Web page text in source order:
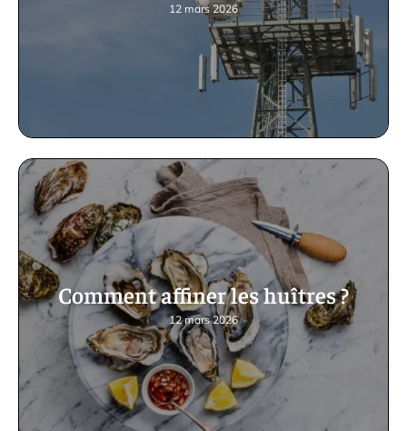
12 mars 2026
Comment affiner les huîtres ?
12 mars 2026